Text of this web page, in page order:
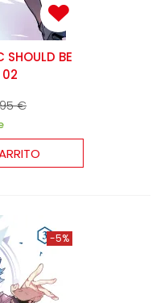
SHOULD BE
02
€
-5%